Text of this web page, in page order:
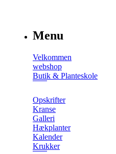
Menu
Velkommen
webshop
Butik & Planteskole
Opskrifter
Kranse
Galleri
Hækplanter
Kalender
Krukker